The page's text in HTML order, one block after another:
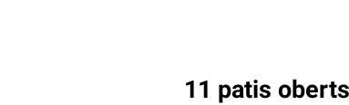
11 patis